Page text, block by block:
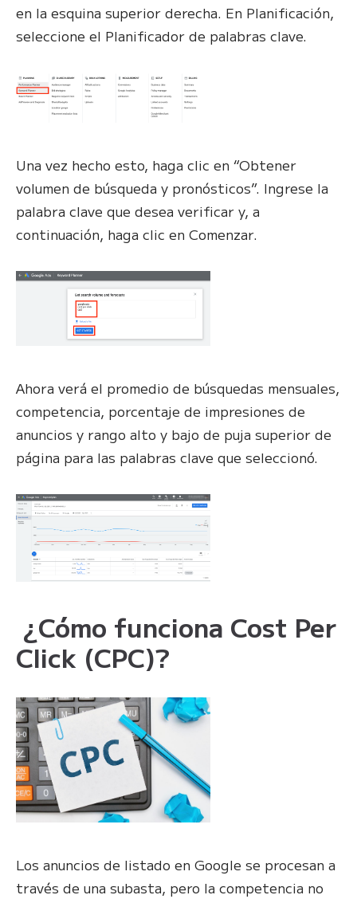
en la esquina superior derecha. En Planificación,
seleccione el Planificador de palabras clave.
Una vez hecho esto, haga clic en “Obtener
volumen de búsqueda y pronósticos”. Ingrese la
palabra clave que desea verificar y, a
continuación, haga clic en Comenzar.
Ahora verá el promedio de búsquedas mensuales,
competencia, porcentaje de impresiones de
anuncios y rango alto y bajo de puja superior de
página para las palabras clave que seleccionó.
¿Cómo funciona Cost Per
Click (CPC)?
Los anuncios de listado en Google se procesan a
través de una subasta, pero la competencia no